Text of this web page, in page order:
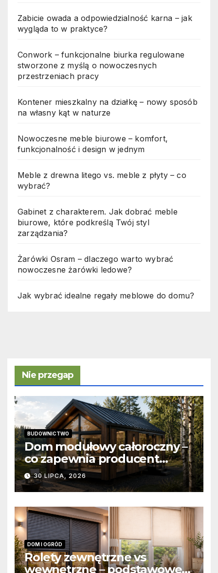
Zabicie owada a odpowiedzialność karna – jak
wygląda to w praktyce?
Conwork – funkcjonalne biurka regulowane
stworzone z myślą o nowoczesnych
przestrzeniach pracy
Kontener mieszkalny na działkę – nowy sposób
na własny kąt w naturze
Nowoczesne meble biurowe – komfort,
funkcjonalność i design w jednym
Meble z drewna litego vs. meble z płyty – co
wybrać?
Gabinet z charakterem. Jak dobrać meble
biurowe, które podkreślą Twój styl
zarządzania?
Żarówki Osram – dlaczego warto wybrać
nowoczesne żarówki ledowe?
Jak wybrać idealne regały meblowe do domu?
Nie przegap
BUDOWNICTWO
Dom modułowy całoroczny –
co zapewnia producent
domów modułowych?
30 LIPCA, 2026
DOM I OGRÓD
Rolety zewnętrzne vs
wewnętrzne – podstawowe